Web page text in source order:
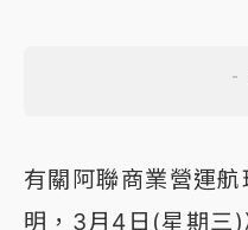
有關阿聯商業營運
明，3月4日(星期三